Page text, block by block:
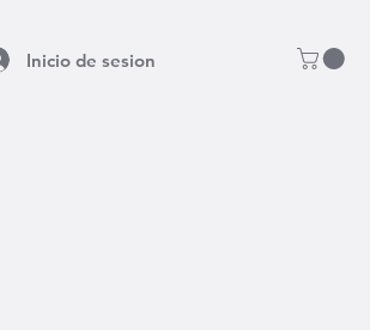
Inicio de sesion